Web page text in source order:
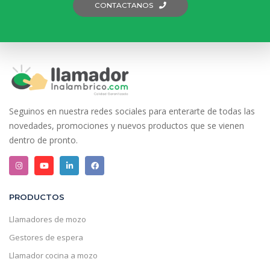
CONTACTANOS
Seguinos en nuestra redes sociales para enterarte de todas las
novedades, promociones y nuevos productos que se vienen
dentro de pronto.
PRODUCTOS
Llamadores de mozo
Gestores de espera
Llamador cocina a mozo